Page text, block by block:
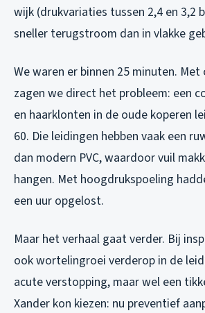
wijk (drukvariaties tussen 2,4 en 3,2
sneller terugstroom dan in vlakke
We waren er binnen 25 minuten. Met
zagen we direct het probleem: een
en haarklonten in de oude koperen
60. Die leidingen hebben vaak een
dan modern PVC, waardoor vuil
hangen. Met hoogdrukspoeling
een uur opgelost.
Maar het verhaal gaat verder. Bij
ook wortelingroei verderop in de
acute verstopping, maar wel een
Xander kon kiezen: nu preventief